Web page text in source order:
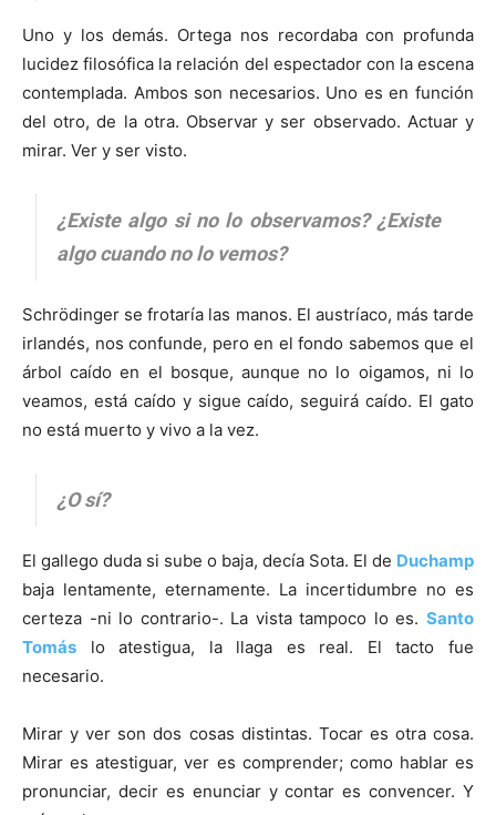
Uno y los demás. Ortega nos recordaba con profunda
lucidez filosófica la relación del espectador con la escena
contemplada. Ambos son necesarios. Uno es en función
del otro, de la otra. Observar y ser observado. Actuar y
mirar. Ver y ser visto.
¿Existe algo si no lo observamos? ¿Existe
algo cuando no lo vemos?
Schrödinger se frotaría las manos. El austríaco, más tarde
irlandés, nos confunde, pero en el fondo sabemos que el
árbol caído en el bosque, aunque no lo oigamos, ni lo
veamos, está caído y sigue caído, seguirá caído. El gato
no está muerto y vivo a la vez.
¿O sí?
El gallego duda si sube o baja, decía Sota. El de Duchamp
baja lentamente, eternamente. La incertidumbre no es
certeza -ni lo contrario-. La vista tampoco lo es. Santo
Tomás lo atestigua, la llaga es real. El tacto fue
necesario.
Mirar y ver son dos cosas distintas. Tocar es otra cosa.
Mirar es atestiguar, ver es comprender; como hablar es
pronunciar, decir es enunciar y contar es convencer. Y